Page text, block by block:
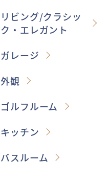
リビング/クラシッ
ク・エレガント
ガレージ
外観
ゴルフルーム
キッチン
バスルーム